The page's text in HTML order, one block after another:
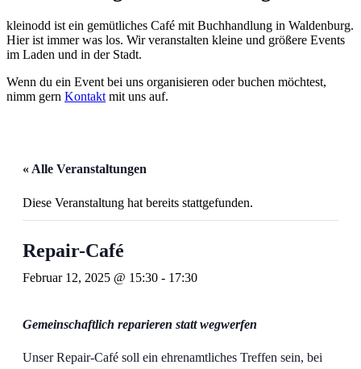
kleinodd ist ein gemütliches Café mit Buchhandlung in Waldenburg.
Hier ist immer was los. Wir veranstalten kleine und größere Events
im Laden und in der Stadt.
Wenn du ein Event bei uns organisieren oder buchen möchtest,
nimm gern Kontakt mit uns auf.
« Alle Veranstaltungen
Diese Veranstaltung hat bereits stattgefunden.
Repair-Café
Februar 12, 2025 @ 15:30 - 17:30
Gemeinschaftlich reparieren statt wegwerfen
Unser Repair-Café soll ein ehrenamtliches Treffen sein, bei